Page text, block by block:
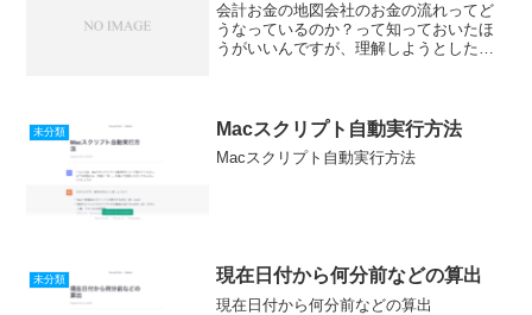
会計お金の地図会社のお金の流れってど
うなっているのか？って知っておいたほ
うがいいんですが、理解しようとしたと
未分類 Macスクリプト自動実行方法
Macスクリプト自動実行方法
未分類 現在日付から何分前などの算出
現在日付から何分前などの算出